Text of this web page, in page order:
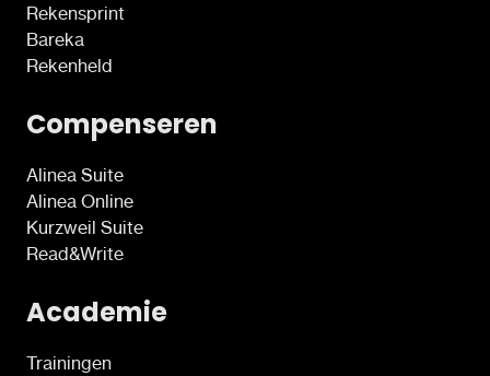
Rekensprint
Bareka
Rekenheld
Compenseren
Alinea Suite
Alinea Online
Kurzweil Suite
Read&Write
Academie
Trainingen